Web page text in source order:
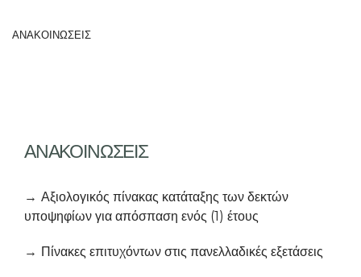
ΑΝΑΚΟΙΝΩΣΕΙΣ
ΑΝΑΚΟΙΝΩΣΕΙΣ
Αξιολογικός πίνακας κατάταξης των δεκτών
υποψηφίων για απόσπαση ενός (1) έτους
Πίνακες επιτυχόντων στις πανελλαδικές εξετάσεις